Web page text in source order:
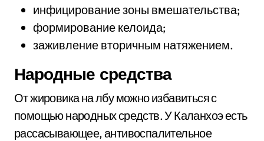
инфицирование зоны вмешательства;
формирование келоида;
заживление вторичным натяжением.
Народные средства
От жировика на лбу можно избавиться с
помощью народных средств. У Каланхоэ есть
рассасывающее, антивоспалительное